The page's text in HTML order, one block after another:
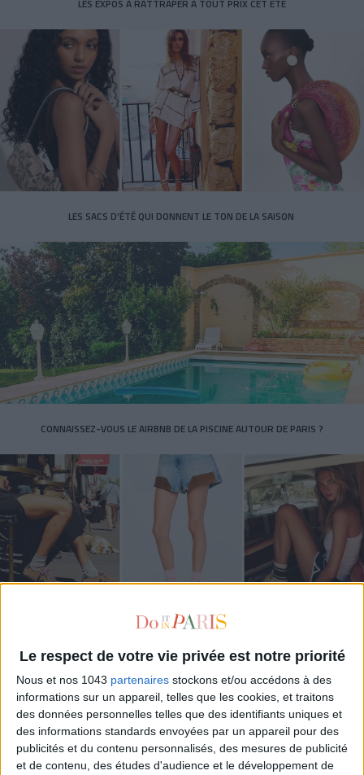
Le respect de votre vie privée est notre priorité
Nous et nos 1043 partenaires stockons et/ou accédons à des
informations sur un appareil, telles que les cookies, et traitons
des données personnelles telles que des identifiants uniques et
des informations standards envoyées par un appareil pour des
publicités et du contenu personnalisés, des mesures de publicité
et de contenu, des études d'audience et le développement de
LES EXPOS À RATTRAPER À TOUT PRIX CET ÉTÉ
LES SACS D’ÉTÉ QUI DONNENT LE TON DE LA SAISON
CONNAISSEZ-VOUS LE AIRBNB DE LA PISCINE AUTOUR DE PARIS ?